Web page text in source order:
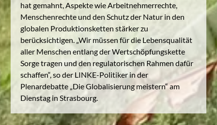
hat gemahnt, Aspekte wie Arbeitnehmerrechte,
Menschenrechte und den Schutz der Natur in den
globalen Produktionsketten stärker zu
berücksichtigen. „Wir müssen für die Lebensqualität
aller Menschen entlang der Wertschöpfungskette
Sorge tragen und den regulatorischen Rahmen dafür
schaffen“, so der LINKE-Politiker in der
Plenardebatte „Die Globalisierung meistern“ am
Dienstag in Strasbourg.